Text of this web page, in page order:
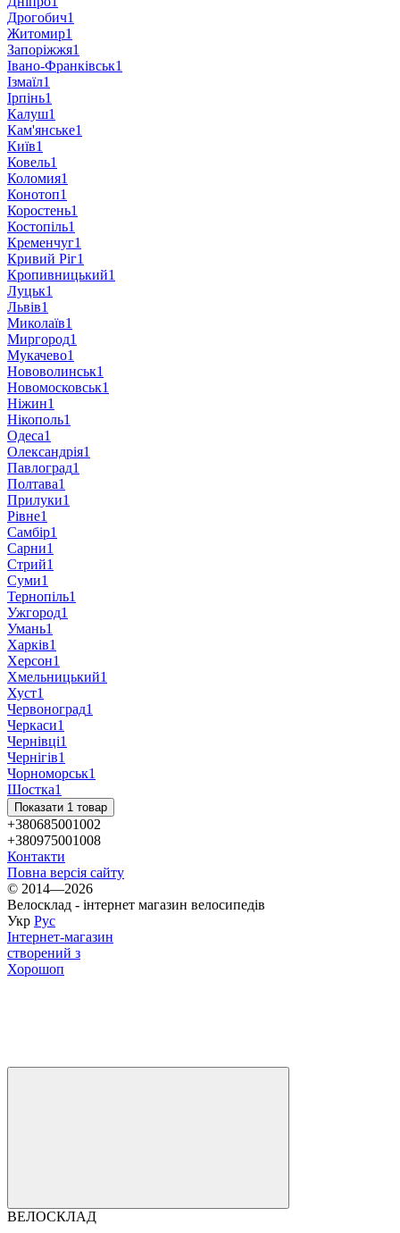
Дрогобич1
Житомир1
Запоріжжя1
Івано-Франківськ1
Ізмаїл1
Ірпінь1
Калуш1
Кам'янське1
Київ1
Ковель1
Коломия1
Конотоп1
Коростень1
Костопіль1
Кременчуг1
Кривий Ріг1
Кропивницький1
Луцьк1
Львів1
Миколаїв1
Миргород1
Мукачево1
Нововолинськ1
Новомосковськ1
Ніжин1
Нікополь1
Одеса1
Олександрія1
Павлоград1
Полтава1
Прилуки1
Рівне1
Самбір1
Сарни1
Стрий1
Суми1
Тернопіль1
Ужгород1
Умань1
Харків1
Херсон1
Хмельницький1
Хуст1
Червоноград1
Черкаси1
Чернівці1
Чернігів1
Чорноморськ1
Шостка1
Показати 1 товар
+380685001002
+380975001008
Контакти
Повна версія сайту
© 2014—2026
Велосклад - інтернет магазин велосипедів
Укр Рус
Інтернет-магазин
створений з
Хорошоп
ВЕЛОСКЛАД